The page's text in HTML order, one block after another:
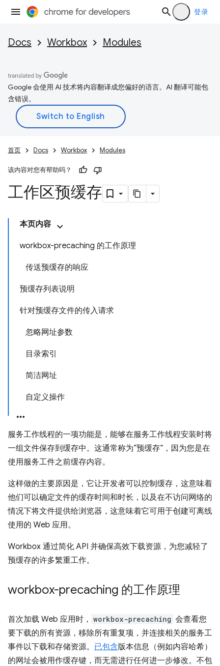
登录
Docs Workbox Modules
Google 会使用 AI 技术将内容翻译成您偏好的语言。AI 翻译可能包
含错误。
首页 Docs Workbox Modules
该内容对您有帮助吗？
工作区预缓存
本页内容
workbox-precaching 的工作原理
传送预缓存的响应
预缓存列表说明
针对预缓存文件的传入请求
忽略网址参数
目录索引
简洁网址
自定义操作
服务工作线程的一项功能是，能够在服务工作线程安装时将
一组文件保存到缓存中。这通常称为“预缓存”，因为您是在
使用服务工件之前缓存内容。
这样做的主要原因是，它让开发者可以控制缓存，这意味着
他们可以确定文件的缓存时间和时长，以及在不访问网络的
情况下将文件提供给浏览器，这意味着它可用于创建可离线
使用的 Web 应用。
Workbox 通过简化 API 并确保高效下载资源，为您减轻了
预缓存的许多繁重工作。
workbox-precaching 的工作原理
首次加载 Web 应用时， workbox-precaching 会查看您
要下载的所有资源，移除所有重复项，并连接相关的服务工
事件以下载和存储资源。 已包含版本信息（例如内容哈希）
的网址会被用作缓存键，而无需进行任何进一步修改。不包